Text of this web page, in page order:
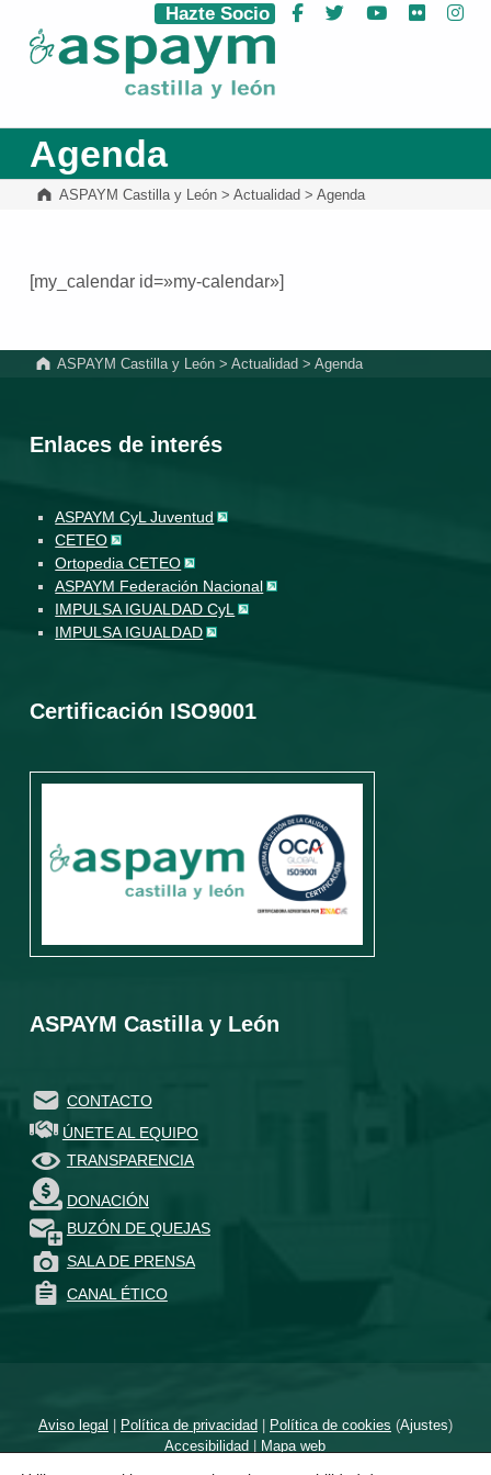
ASPAYM Castilla y León
Hazte Socio Facebook
Twitter YouTube
Flickr
Agenda
ASPAYM Castilla y León> Actualidad > Agenda
[my_calendar id=»my-calendar»]
ASPAYM Castilla y León >Actualidad >Agenda
Enlaces de interés
ASPAYM CyL Juventud
CETEO
Ortopedia CETEO
ASPAYM Federación Nacional
IMPULSA IGUALDAD CyL
IMPULSA IGUALDAD
Certificación ISO9001
ASPAYM Castilla y León
CONTACTO
ÚNETE AL EQUIPO
TRANSPARENCIA
DONACIÓN
BUZÓN DE QUEJAS
SALA DE PRENSA
CANAL ÉTICO
Aviso legal | Política de privacidad| Política de cookies (Ajustes)
Accesibilidad | Mapa web